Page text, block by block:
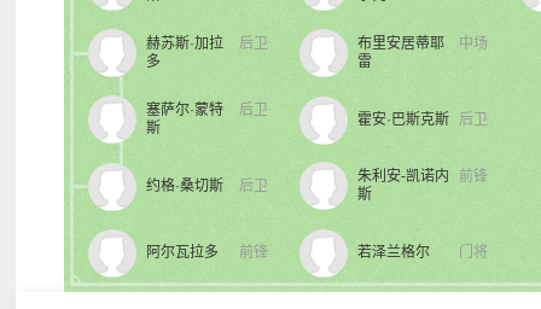
后卫
赫苏斯·加拉
多
后卫
塞萨尔·蒙特
斯
后卫
约格·桑切斯
前锋
阿尔瓦拉多
中场
布里安居蒂耶
雷
后卫
霍安·巴斯克斯
前锋
朱利安-凯诺内
斯
门将
若泽兰格尔